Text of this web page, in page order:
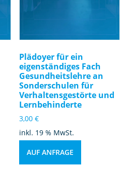
Plädoyer für ein
eigenständiges Fach
Gesundheitslehre an
Sonderschulen für
Verhaltensgestörte und
Lernbehinderte
3,00€
inkl. 19 % MwSt.
AUF ANFRAGE